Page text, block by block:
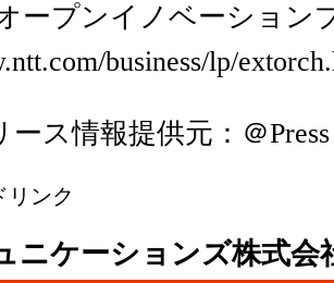
オープンイノベーション
business/lp/
ス情報提供元： ＠Press
リンク
ニケーションズ株式会